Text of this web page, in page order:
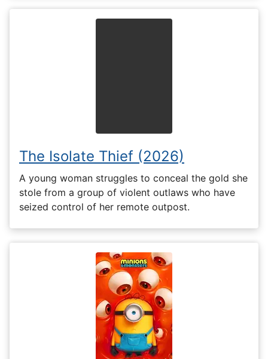
The Isolate Thief (2026)
A young woman struggles to conceal the gold she
stole from a group of violent outlaws who have
seized control of her remote outpost.